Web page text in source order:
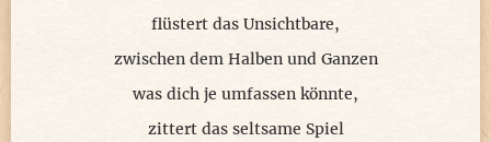
flüstert das Unsichtbare,
zwischen dem Halben und Ganzen
was dich je umfassen könnte,
zittert das seltsame Spiel